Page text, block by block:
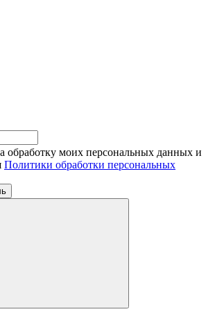
обработку моих персональных данных и
Политики обработки персональных